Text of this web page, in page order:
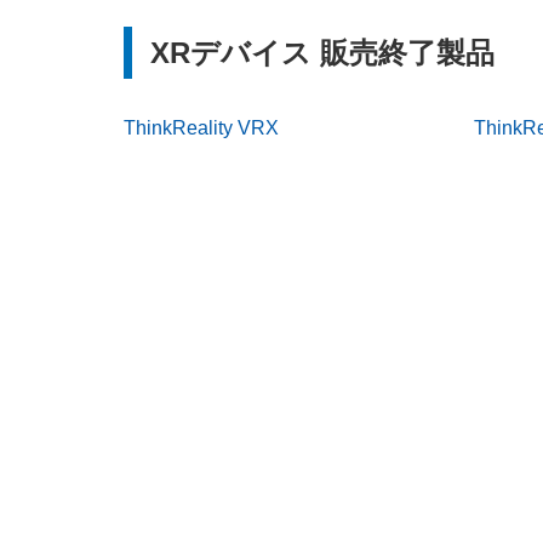
XRデバイス 販売終了製品
ThinkReality VRX